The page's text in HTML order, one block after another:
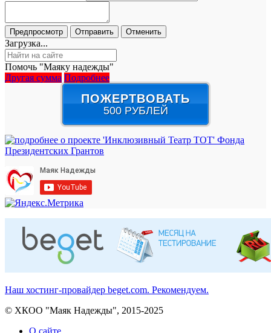
Загрузка...
Помочь "Маяку надежды"
Другая сумма Подробнее
ПОЖЕРТВОВАТЬ
500 РУБЛЕЙ
Наш хостинг-провайдер beget.com. Рекомендуем.
© ХКОО "Маяк Надежды", 2015-2025
О сайте